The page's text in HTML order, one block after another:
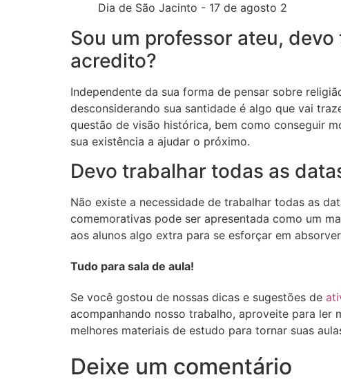
Dia de São Jacinto - 17 de agosto 2
Sou um professor ateu,
acredito?
Independente da sua forma de pensar sobre
desconsiderando sua santidade é algo que vai
questão de visão histórica, bem como conseguir
sua existência a ajudar o próximo.
Devo trabalhar todas as
Não existe a necessidade de trabalhar todas as
comemorativas pode ser apresentada como um
aos alunos algo extra para se esforçar em
Tudo para sala de aula!
Se você gostou de nossas dicas e sugestões de
acompanhando nosso trabalho, aproveite para
melhores materiais de estudo para tornar suas
Deixe um comentário